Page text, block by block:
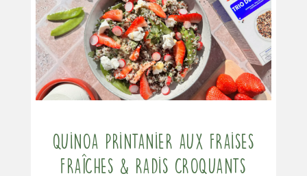
Quinoa printanier aux fraises
fraîches & radis croquants